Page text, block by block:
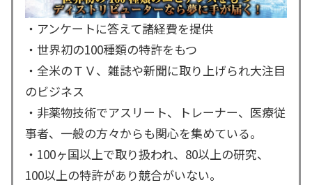
・アンケートに答えて諸経費を提供
・世界初の100種類の特許をもつ
・全米のＴＶ、雑誌や新聞に取り上げられ大注目
のビジネス
・非薬物技術でアスリート、トレーナー、医療従
事者、一般の方々からも関心を集めている。
・100ヶ国以上で取り扱われ、80以上の研究、
100以上の特許があり競合がいない。